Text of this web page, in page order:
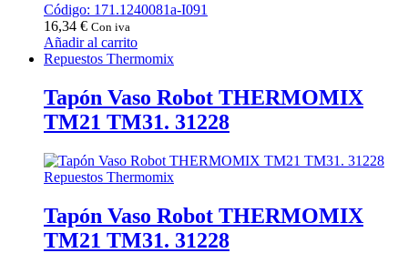
Código: 171.1240081a-I091
16,34 € Con iva
Añadir al carrito
Repuestos Thermomix
Tapón Vaso Robot THERMOMIX
TM21 TM31. 31228
Repuestos Thermomix
Tapón Vaso Robot THERMOMIX
TM21 TM31. 31228